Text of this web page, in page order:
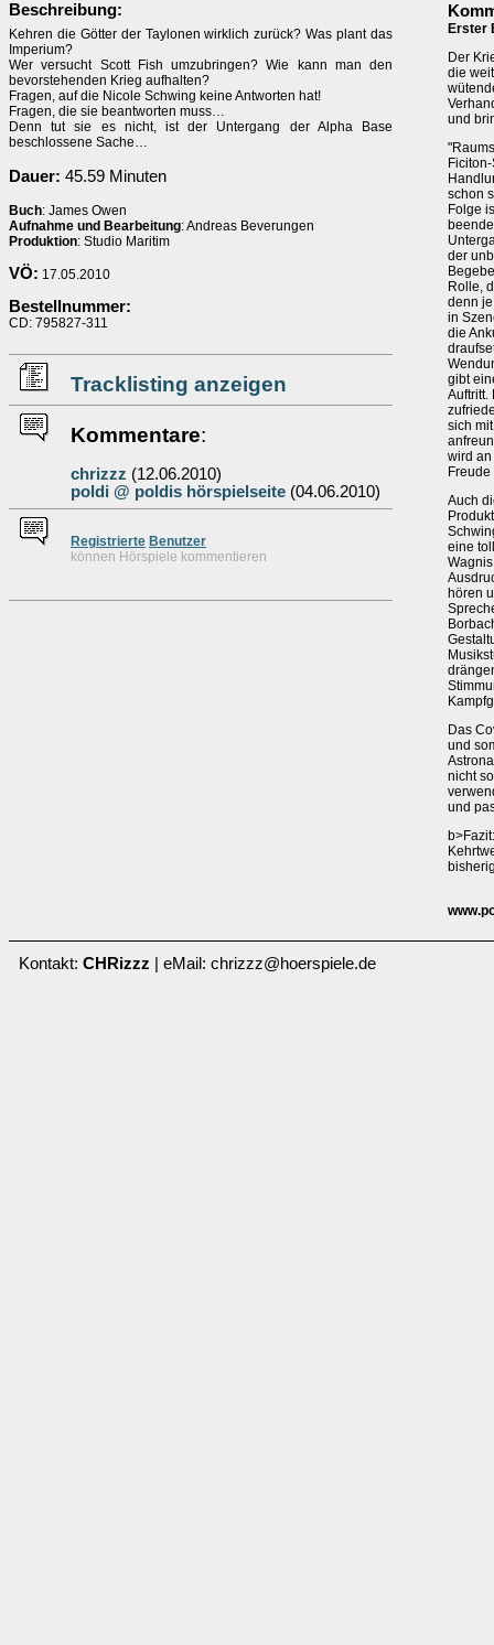
Beschreibung:
Kehren die Götter der Taylonen wirklich zurück? Was plant das
Imperium?
Wer versucht Scott Fish umzubringen? Wie kann man den
bevorstehenden Krieg aufhalten?
Fragen, auf die Nicole Schwing keine Antworten hat!
Fragen, die sie beantworten muss…
Denn tut sie es nicht, ist der Untergang der Alpha Base
beschlossene Sache…
Dauer: 45.59 Minuten
Buch: James Owen
Aufnahme und Bearbeitung: Andreas Beverungen
Produktion: Studio Maritim
VÖ: 17.05.2010
Bestellnummer:
CD: 795827-311
Tracklisting anzeigen
Kommentare:
chrizzz (12.06.2010)
poldi @ poldis hörspielseite (04.06.2010)
Registrierte Benutzer
können Hörspiele kommentieren
Erster
Der
die
und
schon
Folge
der
Rolle,
denn
in
die
gibt
Auftritt.
sich
wird
Auch
eine
hören
Das
und
nicht
und
Kontakt: CHRizzz | eMail: chrizzz@hoerspiele.de